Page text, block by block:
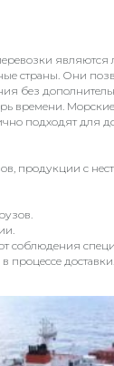
страны. Они
без
времени.
подходят для
продукции с
соблюдения
процессе доставки.